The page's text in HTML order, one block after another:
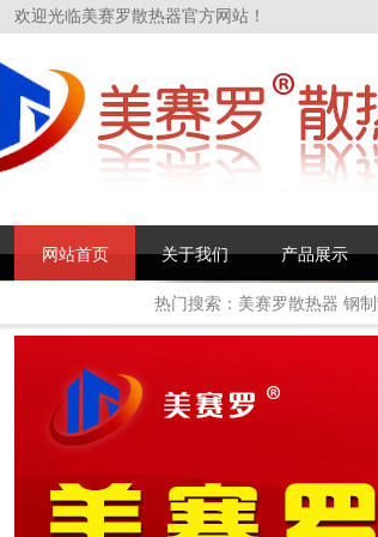
欢迎光临美赛罗散热器官方网站！
网站首页 关于我们 产品展示
热门搜索： 美赛罗散热器 钢